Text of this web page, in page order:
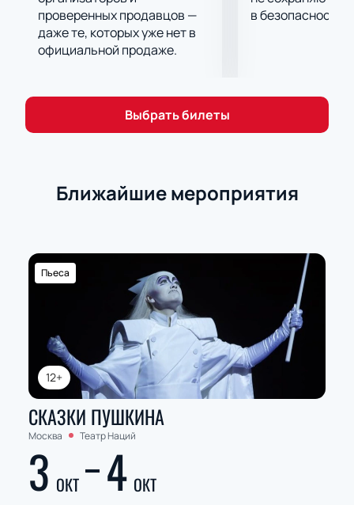
проверенных продавцов —
даже те, которых уже нет в
официальной продаже.
в безопасности.
Выбрать билеты
Ближайшие мероприятия
12+
Пьеса
СКАЗКИ ПУШКИНА
Москва Театр Наций
3 ОКТ 4 ОКТ